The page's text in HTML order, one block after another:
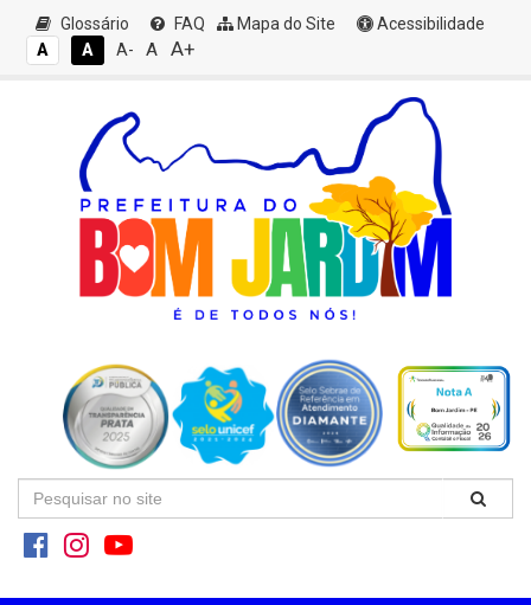
Glossário FAQ Mapa do Site
Acessibilidade
A
A A- A A+